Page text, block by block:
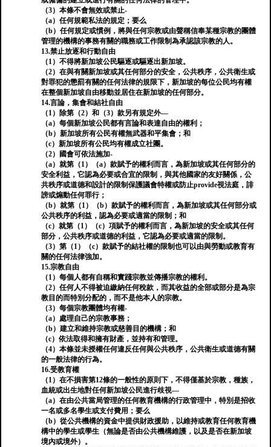
（3）本條不會無效或禁止-
（a）任何規範私法的規定；要么
（b）任何規定或慣例，將與任何宗教或由聲稱信奉某種宗教的團體
管理的機構的事務有關的職務或工作限制為承認該宗教的人。
13.禁止放逐和行動自由
（1）不得將新加坡公民驅逐或驅逐出新加坡。
（2）在與有關新加坡或其任何部分的安全，公共秩序，公共衛生或
對罪犯的懲罰有關的任何法律的規限下，新加坡的每位公民均有權
在整個新加坡自由移動並居住在新加坡的任何部分。
14.言論，集會和結社自由
（1）除第（2）和（3）款另有規定外—
（a）每個新加坡公民都有言論和表達自由的權利；
（b）新加坡所有公民有權無武器和平集會；和
（c）新加坡所有公民均有權成立社團。
（2）國會可依法施加-
（a）就第（1）（a）款賦予的權利而言，為新加坡或其任何部分的
安全利益，它認為必要或合宜的限制，與其他國家的友好關係，公
共秩序或道德和設計的限制保護議會特權或防止provide視法庭，誹
謗或煽動任何罪行；
（b）就第（1）（b）款賦予的權利而言，為新加坡或其任何部分或
公共秩序的利益，認為必要或適當的限制；和
（c）就第（1）（c）項賦予的權利而言，為新加坡的安全或其任何
部分，公共秩序或道德的利益，它認為必要或適當的限制。
（3）第（1）（c）款賦予的結社權的限制也可以由與勞動或教育有
關的任何法律強加。
15.宗教自由
（1）每個人都有自稱和實踐宗教並傳播宗教的權利。
（2）任何人不得被迫繳納任何稅款，而其收益的全部或部分是為宗
教目的而特別分配的，而不是他本人的宗教。
（3）每個宗教團體均有權-
（a）處理自己的宗教事務；
（b）建立和維持宗教或慈善目的機構；和
（c）依法取得和擁有財產，並持有和管理。
（4）本條並未授權任何違反任何與公共秩序，公共衛生或道德有關
的一般法律的行為。
16.受教育權
（1）在不損害第12條的一般性的原則下，不得僅基於宗教，種族，
血統或出生地對任何新加坡公民進行歧視—
（a）在由公共當局管理的任何教育機構的行政管理中，特別是招收
一名或多名學生或支付費用；要么
（b）從公共機構的資金中提供財政援助，以維持或教育任何教育機
構中的學生或學生（無論是否由公共機構維護，以及是否在新加坡
境內或境外）。